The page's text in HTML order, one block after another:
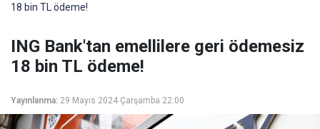
18 bin TL ödeme!
ING Bank'tan emellilere geri ödemesiz
18 bin TL ödeme!
Yayınlanma: 29 Mayıs 2024 Çarşamba 22:00